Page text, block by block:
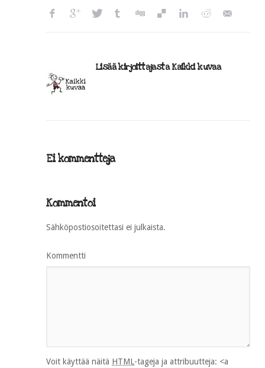
Lisää kirjoittajasta Kaikki kuvaa
Ei kommentteja
Kommentoi
Sähköpostiosoitettasi ei julkaista.
Kommentti
Voit käyttää näitä HTML-tageja ja attribuutteja: <a